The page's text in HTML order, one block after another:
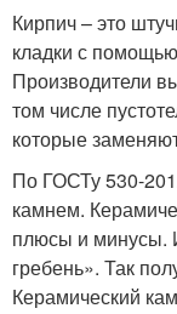
Кирпич – это
кладки с
Производители
том числе
которые
По ГОСТу 530-
камнем.
плюсы и минусы.
гребень». Так
Керамический